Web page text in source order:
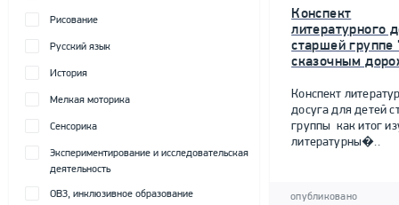
Рисование
Русский язык
История
Мелкая моторика
Сенсорика
Экспериментирование и исследовательская
деятельность
ОВЗ, инклюзивное образование
Конспект
литературного
старшей группе
сказочным
Конспект
досуга для детей
группы как итог
литературны�..
опубликовано